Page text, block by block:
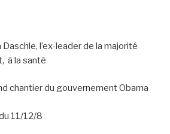
l’ex-leader de la majorité
à la santé
chantier du gouvernement Obama
11/12/8